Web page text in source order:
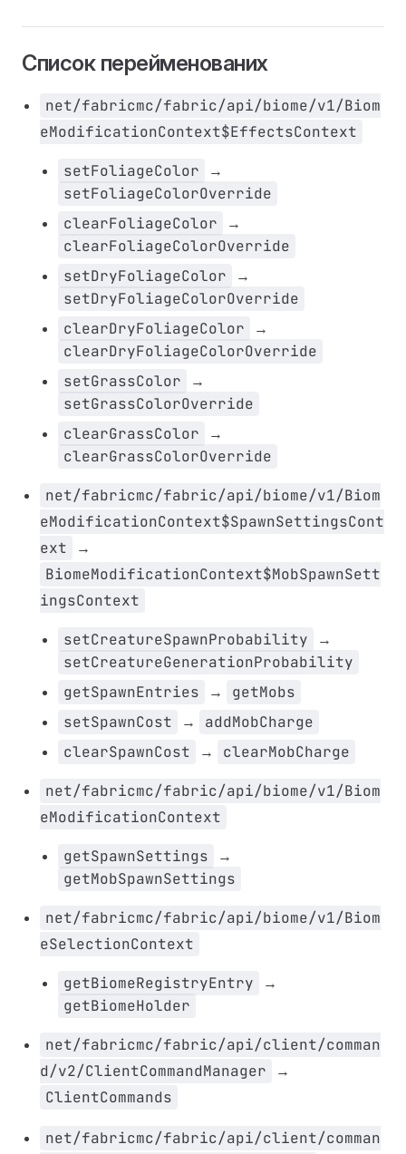
Список перейменованих
net/fabricmc/fabric/api/biome/v1/Biom
eModificationContext$EffectsContext
setFoliageColor →
setFoliageColorOverride
clearFoliageColor
→
clearFoliageColorOverride
setDryFoliageColor
→
setDryFoliageColorOverride
clearDryFoliageColor
→
clearDryFoliageColorOverride
setGrassColor
→
setGrassColorOverride
clearGrassColor
→
clearGrassColorOverride
net/fabricmc/fabric/api/biome/v1/Biom
eModificationContext$SpawnSettingsCont
ext
→
BiomeModificationContext$MobSpawnSett
ingsContext
setCreatureSpawnProbability →
setCreatureGenerationProbability
getSpawnEntries
→
getMobs
setSpawnCost
→
addMobCharge
clearSpawnCost
→ clearMobCharge
net/fabricmc/fabric/api/biome/v1/Biom
eModificationContext
getSpawnSettings →
getMobSpawnSettings
net/fabricmc/fabric/api/biome/v1/Biom
eSelectionContext
getBiomeRegistryEntry →
getBiomeHolder
net/fabricmc/fabric/api/client/comman
d/v2/ClientCommandManager
→
ClientCommands
net/fabricmc/fabric/api/client/comman